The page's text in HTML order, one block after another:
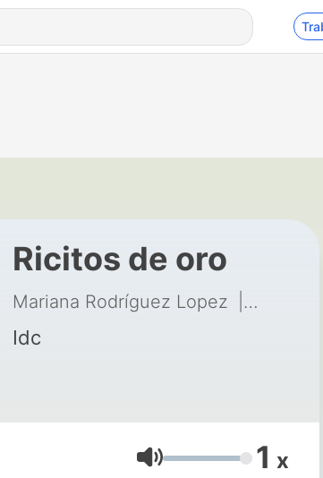
Ricitos de oro
Mariana Rodríguez Lopez 1 -
Idc
Volumen 1 x